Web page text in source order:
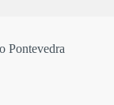
Pontevedra